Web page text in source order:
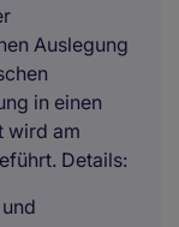
Auslegung
in einen
wird am
Details: